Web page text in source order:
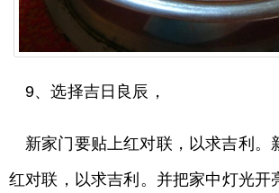
9、选择吉日良辰，
新家门要贴上红对联，以求吉利。
红对联，以求吉利。并把家中灯光开